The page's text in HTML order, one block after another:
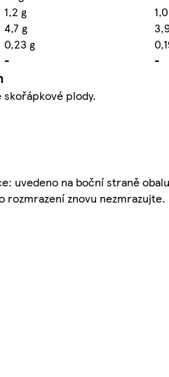
1,2 g
4,7 g
0,23 g
- -
skořápkové plody.
uvedeno na boční straně
rozmrazení znovu nezmrazujte.